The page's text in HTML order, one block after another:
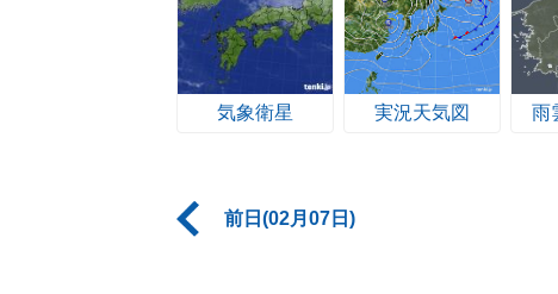
気象衛星 実況天気図 雨
前日(02月07日)